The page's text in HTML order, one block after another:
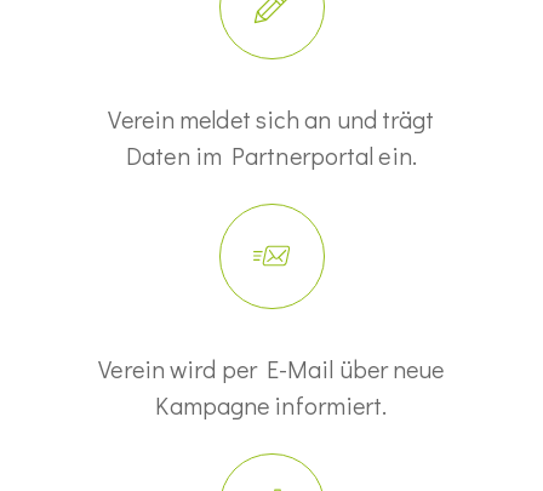
Verein meldet sich an und trägt
Daten im Partnerportal ein.
Verein wird per E-Mail über neue
Kampagne informiert.